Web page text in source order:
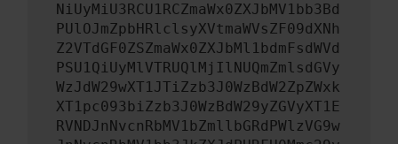
NiUyMiU3RCU1RCZmaWx0ZXJbMV1bb3Bd
PUlOJmZpbHRlclsyXVtmaWVsZF09dXNh
Z2VTdGF0ZSZmaWx0ZXJbMl1bdmFsdWVd
PSU1QiUyMlVTRUQlMjIlNUQmZmlsdGVy
WzJdW29wXT1JTiZzb3J0WzBdW2ZpZWxk
XT1pc093biZzb3J0WzBdW29yZGVyXT1E
RVNDJnNvcnRbMV1bZmllbGRdPWlzVG9w